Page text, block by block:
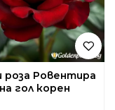
роза Ровентира
на гол корен